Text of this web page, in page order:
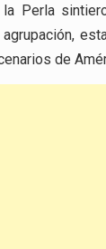
Perla
de